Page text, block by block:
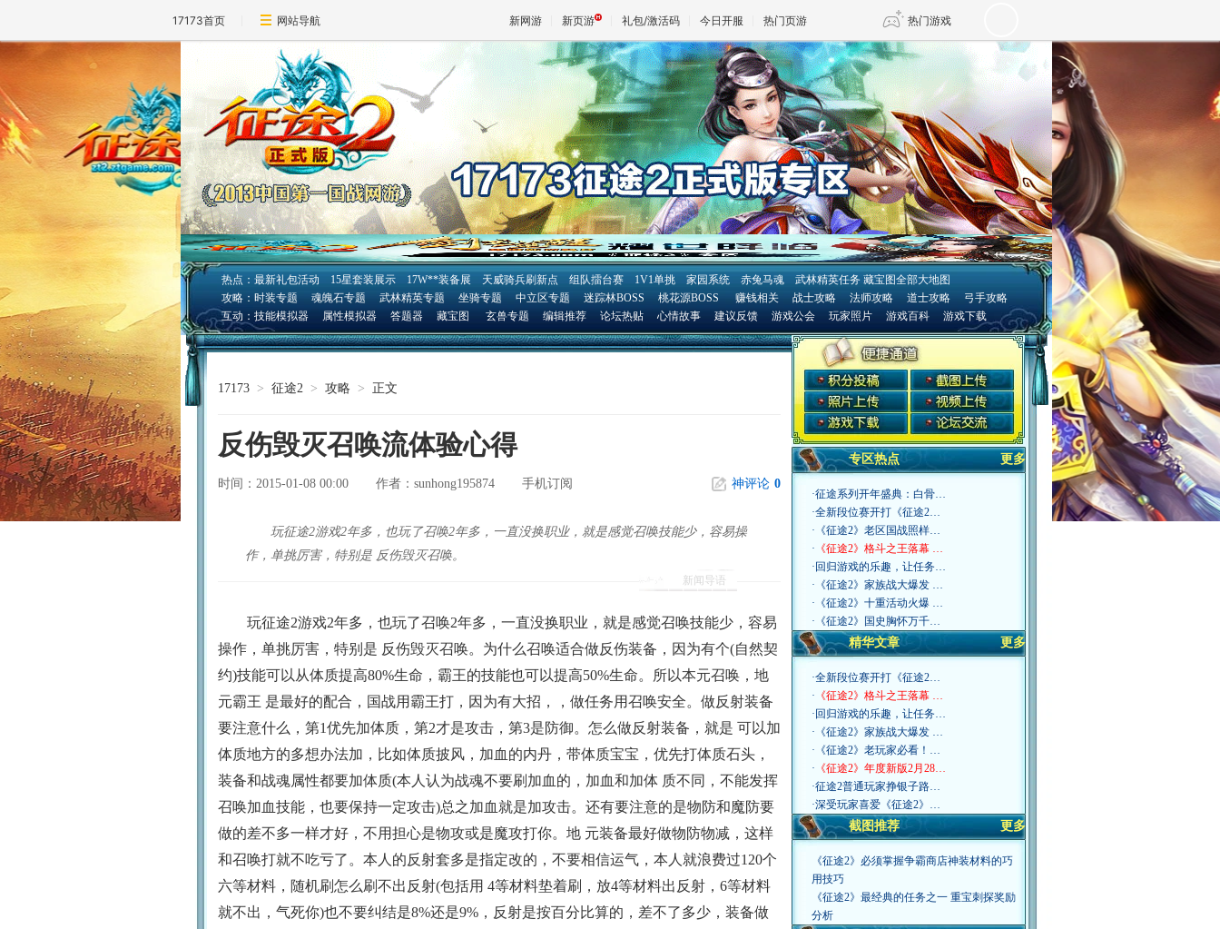
17173首页 网站导航 新网游 新页游 礼包/激活码 今日开服 热门页游 热门游戏
魔兽 DNF 传奇4
天堂 剑网3旗舰版 新天龙八部
王权与自由 诛仙世界 新仙侠5
热点： 最新礼包活动 15星套装展示 17W**装备展 天威骑兵刷新点 组队擂台赛 1V1单挑 家园系统 赤兔马魂 武林精英任务 藏宝图全部大地图
攻略： 时装专题 魂魄石专题 武林精英专题 坐骑专题 中立区专题 迷踪林BOSS 桃花源BOSS 赚钱相关 战士攻略 法师攻略 道士攻略
弓手攻略
互动： 技能模拟器 属性模拟器 答题器 藏宝图 玄兽专题 编辑推荐 论坛热贴 心情故事 建议反馈 游戏公会 玩家照片 游戏百科 游戏下载
17173 > 征途2 > 攻略 > 正文
反伤毁灭召唤流体验心得
时间：2015-01-08 00:00 作者： sunhong195874 手机订阅 神评论 0
新闻导语
玩征途2游戏2年多，也玩了召唤2年多，一直没换职业，就是感觉召唤技能少，容易操
作，单挑厉害，特别是 反伤毁灭召唤。
玩征途2游戏2年多，也玩了召唤2年多，一直没换职业，就是感觉召唤技能少，容易
操作，单挑厉害，特别是 反伤毁灭召唤。为什么召唤适合做反伤装备，因为有个(自然契
约)技能可以从体质提高80%生命，霸王的技能也可以提高50%生命。所以本元召唤，地
元霸王 是最好的配合，国战用霸王打，因为有大招，，做任务用召唤安全。做反射装备
要注意什么，第1优先加体质，第2才是攻击，第3是防御。怎么做反射装备，就是 可以加
体质地方的多想办法加，比如体质披风，加血的内丹，带体质宝宝，优先打体质石头，
装备和战魂属性都要加体质(本人认为战魂不要刷加血的，加血和加体 质不同，不能发挥
召唤加血技能，也要保持一定攻击)总之加血就是加攻击。还有要注意的是物防和魔防要
做的差不多一样才好，不用担心是物攻或是魔攻打你。地 元装备最好做物防物减，这样
和召唤打就不吃亏了。本人的反射套多是指定改的，不要相信运气，本人就浪费过120个
六等材料，随机刷怎么刷不出反射(包括用 4等材料垫着刷，放4等材料出反射，6等材料
就不出，气死你)也不要纠结是8%还是9%，反射是按百分比算的，差不了多少，装备做
专区热点 更多
·征途系列开年盛典：白骨…
·全新段位赛开打《征途2…
· 《征途2》老区国战照样…
· 《征途2》格斗之王落幕 …
· 回归游戏的乐趣，让任务…
· 《征途2》家族战大爆发 …
· 《征途2》十重活动火爆 …
· 《征途2》国史胸怀万千…
精华文章 更多
·全新段位赛开打《征途2…
· 《征途2》格斗之王落幕 …
· 回归游戏的乐趣，让任务…
· 《征途2》家族战大爆发 …
· 《征途2》老玩家必看！…
· 《征途2》年度新版2月28…
·征途2普通玩家挣银子路…
·深受玩家喜爱《征途2》…
截图推荐 更多
《征途2》必须掌握争霸商店神装材料的巧
用技巧
《征途2》最经典的任务之一 重宝刺探奖励
分析